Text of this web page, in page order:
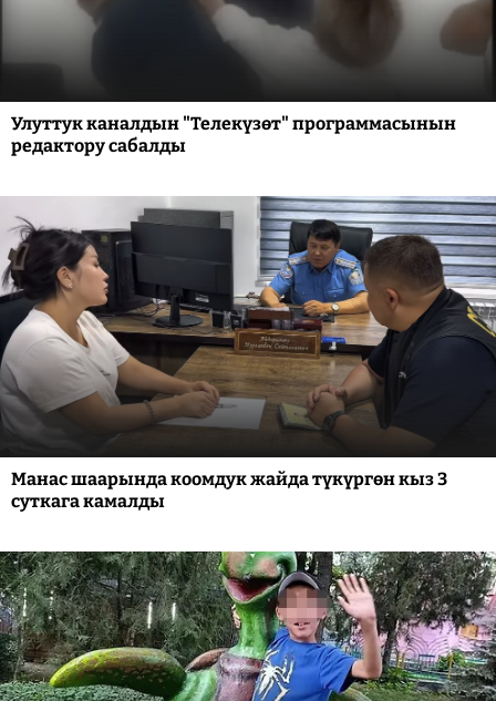
Улуттук каналдын "Телекүзөт" программасынын
редактору сабалды
Манас шаарында коомдук жайда түкүргөн кыз 3
суткага камалды